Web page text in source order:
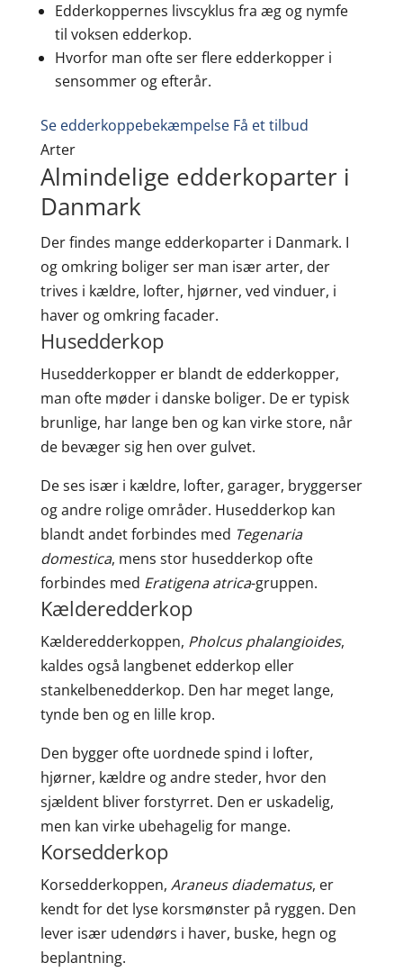
Edderkoppernes livscyklus fra æg og nymfe
til voksen edderkop.
Hvorfor man ofte ser flere edderkopper i
sensommer og efterår.
Se edderkoppebekæmpelse Få et tilbud
Arter
Almindelige edderkoparter i
Danmark
Der findes mange edderkoparter i Danmark. I
og omkring boliger ser man især arter, der
trives i kældre, lofter, hjørner, ved vinduer, i
haver og omkring facader.
Husedderkop
Husedderkopper er blandt de edderkopper,
man ofte møder i danske boliger. De er typisk
brunlige, har lange ben og kan virke store, når
de bevæger sig hen over gulvet.
De ses især i kældre, lofter, garager, bryggerser
og andre rolige områder. Husedderkop kan
blandt andet forbindes med Tegenaria
domestica, mens stor husedderkop ofte
forbindes med Eratigena atrica-gruppen.
Kælderedderkop
Kælderedderkoppen, Pholcus phalangioides,
kaldes også langbenet edderkop eller
stankelbenedderkop. Den har meget lange,
tynde ben og en lille krop.
Den bygger ofte uordnede spind i lofter,
hjørner, kældre og andre steder, hvor den
sjældent bliver forstyrret. Den er uskadelig,
men kan virke ubehagelig for mange.
Korsedderkop
Korsedderkoppen, Araneus diadematus, er
kendt for det lyse korsmønster på ryggen. Den
lever især udendørs i haver, buske, hegn og
beplantning.